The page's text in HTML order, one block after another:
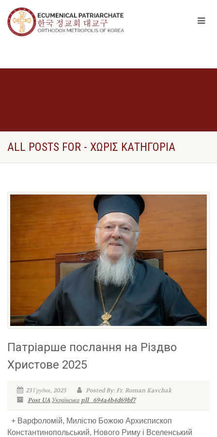
ALL POSTS FOR - ΧΩΡΙΣ ΚΑΤΗΓΟΡΙΑ
Патріарше послання на Різдво
Христове 2025
23 Грудня, 2025
Posted By: Fr. Roman Kavchak
Post UA Українська pll_694a4b4d69bf7
+ Варфоломій, Милістю Божою Архиєпископ
Константинопольський, Нового Риму і Вселенський